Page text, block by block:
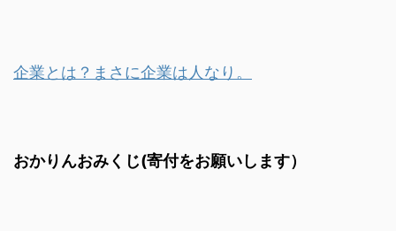
企業とは？まさに企業は人なり。
おかりんおみくじ(寄付をお願いします）